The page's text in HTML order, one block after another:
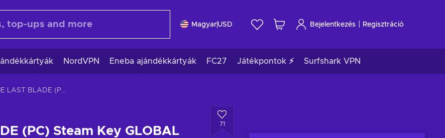
MagyarUSD Bejelentkezés Regisztráció
NordVPN Eneba ajándékkártyák FC27 Játékpontok ⚡ Surfshark VPN
THE LAST BLADE (PC) Steam Key GLOBAL
(PC) Steam Key GLOBAL
71